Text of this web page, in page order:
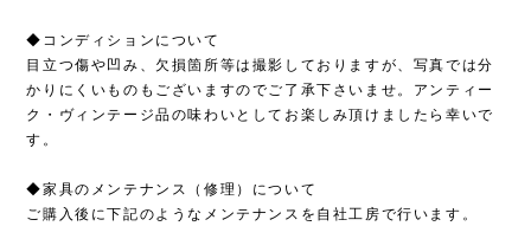
◆コンディションについて
目立つ傷や凹み、欠損箇所等は撮影しておりますが、写真では分
かりにくいものもございますのでご了承下さいませ。アンティー
ク・ヴィンテージ品の味わいとしてお楽しみ頂けましたら幸いで
す。
◆家具のメンテナンス（修理）について
ご購入後に下記のようなメンテナンスを自社工房で行います。